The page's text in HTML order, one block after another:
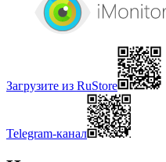
Загрузите из RuStore
Telegram-канал